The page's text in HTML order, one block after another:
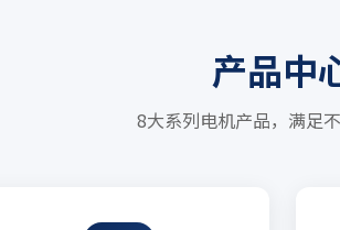
产品中
8大系列电机产品，满足